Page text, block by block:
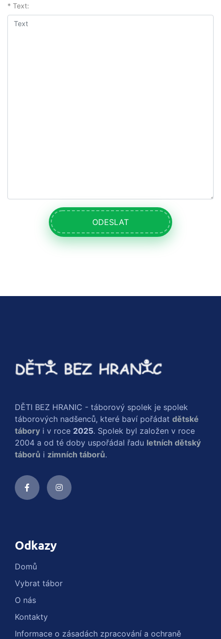
* Text:
ODESLAT
DĚTI BEZ HRANIC - táborový spolek je spolek
táborových nadšenců, které baví pořádat dětské
tábory i v roce 2025. Spolek byl založen v roce
2004 a od té doby uspořádal řadu letních dětský
táborů i zimních táborů.
Odkazy
Domů
Vybrat tábor
O nás
Kontakty
Informace o zásadách zpracování a ochraně